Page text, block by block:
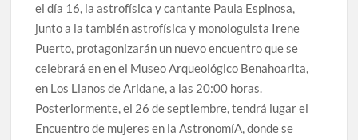
el día 16, la astrofísica y cantante Paula Espinosa,
junto a la también astrofísica y monologuista Irene
Puerto, protagonizarán un nuevo encuentro que se
celebrará en en el Museo Arqueológico Benahoarita,
en Los Llanos de Aridane, a las 20:00 horas.
Posteriormente, el 26 de septiembre, tendrá lugar el
Encuentro de mujeres en la AstronomíA, donde se